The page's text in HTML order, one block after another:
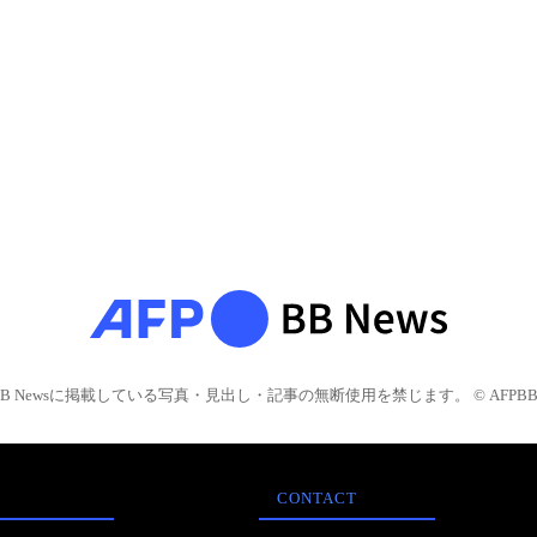
Newsに掲載している写真・見出し・記事の無断使用を禁じます。 © AFPBB
CONTACT